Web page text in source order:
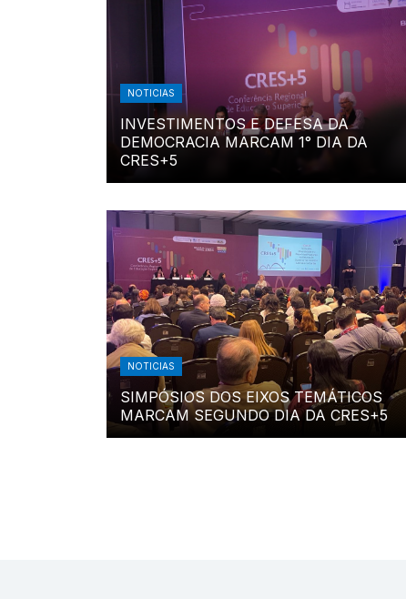
NOTICIAS
INVESTIMENTOS E DEFESA DA
DEMOCRACIA MARCAM 1° DIA DA
CRES+5
NOTICIAS
SIMPÓSIOS DOS EIXOS TEMÁTICOS
MARCAM SEGUNDO DIA DA CRES+5